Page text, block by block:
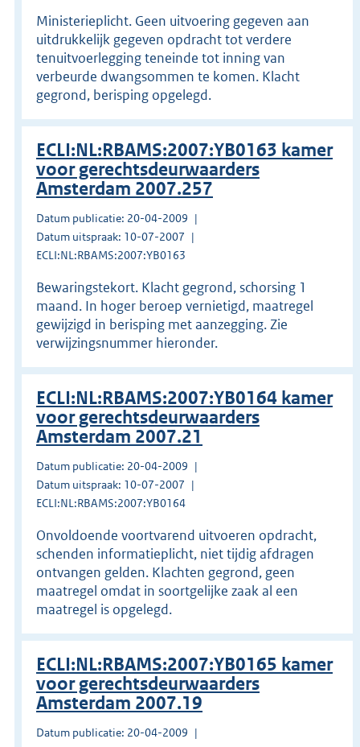
Ministerieplicht. Geen uitvoering gegeven aan
uitdrukkelijk gegeven opdracht tot verdere
tenuitvoerlegging teneinde tot inning van
verbeurde dwangsommen te komen. Klacht
gegrond, berisping opgelegd.
ECLI:NL:RBAMS:2007:YB0163 kamer
voor gerechtsdeurwaarders
Amsterdam 2007.257
Datum publicatie: 20-04-2009
Datum uitspraak: 10-07-2007
ECLI:NL:RBAMS:2007:YB0163
Bewaringstekort. Klacht gegrond, schorsing 1
maand. In hoger beroep vernietigd, maatregel
gewijzigd in berisping met aanzegging. Zie
verwijzingsnummer hieronder.
ECLI:NL:RBAMS:2007:YB0164 kamer
voor gerechtsdeurwaarders
Amsterdam 2007.21
Datum publicatie: 20-04-2009
Datum uitspraak: 10-07-2007
ECLI:NL:RBAMS:2007:YB0164
Onvoldoende voortvarend uitvoeren opdracht,
schenden informatieplicht, niet tijdig afdragen
ontvangen gelden. Klachten gegrond, geen
maatregel omdat in soortgelijke zaak al een
maatregel is opgelegd.
ECLI:NL:RBAMS:2007:YB0165 kamer
voor gerechtsdeurwaarders
Amsterdam 2007.19
Datum publicatie: 20-04-2009